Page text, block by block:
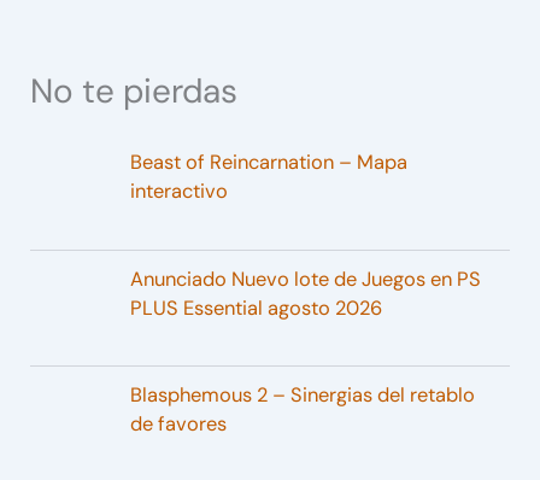
No te pierdas
Beast of Reincarnation – Mapa
interactivo
Anunciado Nuevo lote de Juegos en PS
PLUS Essential agosto 2026
Blasphemous 2 – Sinergias del retablo
de favores